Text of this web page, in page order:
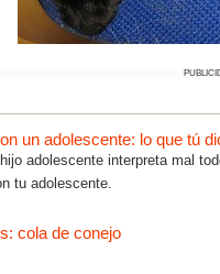
un adolescente: lo que tú
adolescente interpreta mal
tu adolescente.
cola de conejo